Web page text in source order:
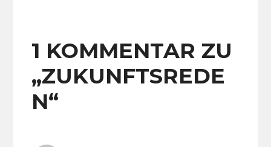
1 KOMMENTAR ZU
„ZUKUNFTSREDE
N“